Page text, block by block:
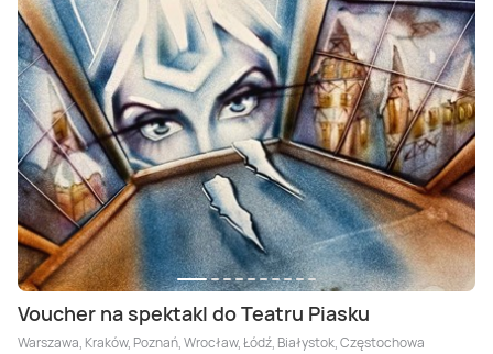
Voucher na spektakl do Teatru Piasku
Warszawa, Kraków, Poznań, Wrocław, Łódź, Białystok, Częstochowa